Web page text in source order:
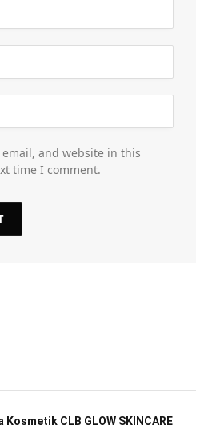
email, and website in this
time I comment.
Kosmetik CLB GLOW SKINCARE